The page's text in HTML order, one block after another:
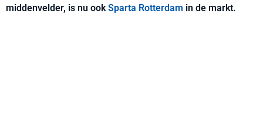
middenvelder, is nu ookSparta Rotterdam in de markt.